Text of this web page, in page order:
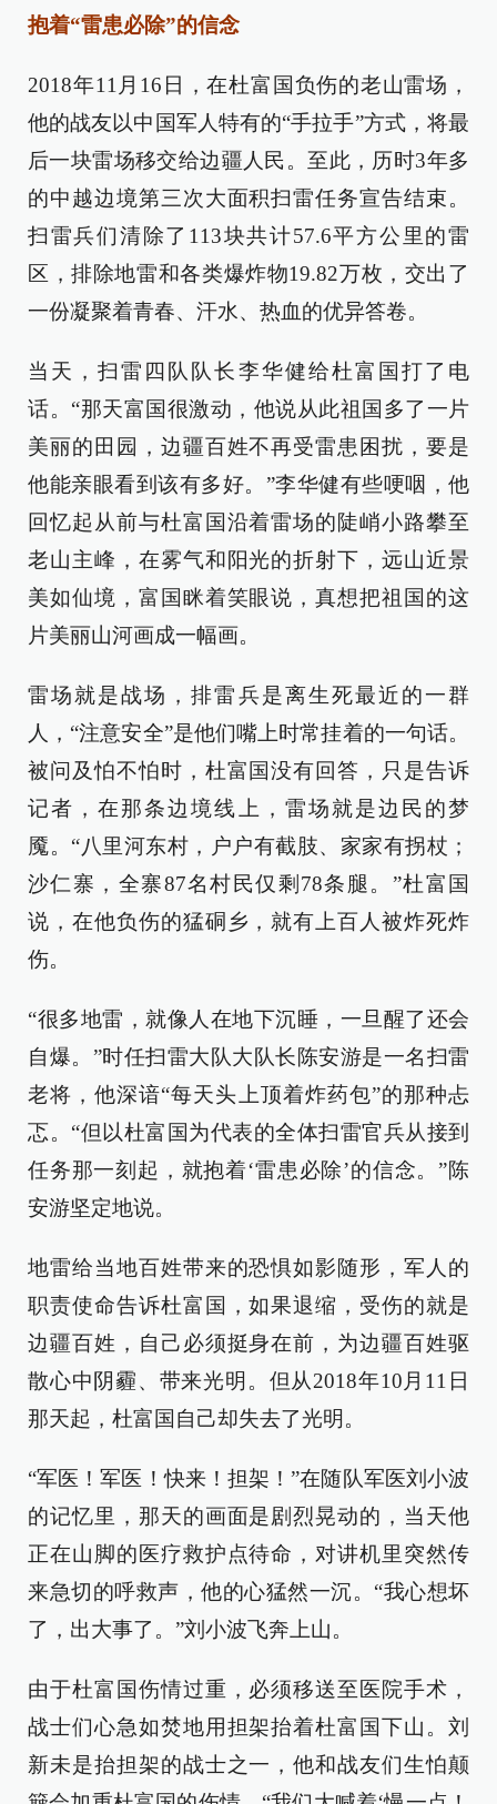
抱着“雷患必除”的信念
2018年11月16日，在杜富国负伤的老山雷场，
他的战友以中国军人特有的“手拉手”方式，将最
后一块雷场移交给边疆人民。至此，历时3年多
的中越边境第三次大面积扫雷任务宣告结束。
扫雷兵们清除了113块共计57.6平方公里的雷
区，排除地雷和各类爆炸物19.82万枚，交出了
一份凝聚着青春、汗水、热血的优异答卷。
当天，扫雷四队队长李华健给杜富国打了电
话。“那天富国很激动，他说从此祖国多了一片
美丽的田园，边疆百姓不再受雷患困扰，要是
他能亲眼看到该有多好。”李华健有些哽咽，他
回忆起从前与杜富国沿着雷场的陡峭小路攀至
老山主峰，在雾气和阳光的折射下，远山近景
美如仙境，富国眯着笑眼说，真想把祖国的这
片美丽山河画成一幅画。
雷场就是战场，排雷兵是离生死最近的一群
人，“注意安全”是他们嘴上时常挂着的一句话。
被问及怕不怕时，杜富国没有回答，只是告诉
记者，在那条边境线上，雷场就是边民的梦
魇。“八里河东村，户户有截肢、家家有拐杖；
沙仁寨，全寨87名村民仅剩78条腿。”杜富国
说，在他负伤的猛硐乡，就有上百人被炸死炸
伤。
“很多地雷，就像人在地下沉睡，一旦醒了还会
自爆。”时任扫雷大队大队长陈安游是一名扫雷
老将，他深谙“每天头上顶着炸药包”的那种忐
忑。“但以杜富国为代表的全体扫雷官兵从接到
任务那一刻起，就抱着‘雷患必除’的信念。”陈
安游坚定地说。
地雷给当地百姓带来的恐惧如影随形，军人的
职责使命告诉杜富国，如果退缩，受伤的就是
边疆百姓，自己必须挺身在前，为边疆百姓驱
散心中阴霾、带来光明。但从2018年10月11日
那天起，杜富国自己却失去了光明。
“军医！军医！快来！担架！”在随队军医刘小波
的记忆里，那天的画面是剧烈晃动的，当天他
正在山脚的医疗救护点待命，对讲机里突然传
来急切的呼救声，他的心猛然一沉。“我心想坏
了，出大事了。”刘小波飞奔上山。
由于杜富国伤情过重，必须移送至医院手术，
战士们心急如焚地用担架抬着杜富国下山。刘
新未是抬担架的战士之一，他和战友们生怕颠